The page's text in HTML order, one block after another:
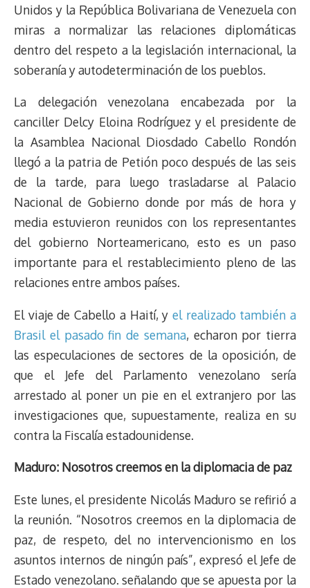
Unidos y la República Bolivariana de Venezuela con
miras a normalizar las relaciones diplomáticas
dentro del respeto a la legislación internacional, la
soberanía y autodeterminación de los pueblos.
La delegación venezolana encabezada por la
canciller Delcy Eloina Rodríguez y el presidente de
la Asamblea Nacional Diosdado Cabello Rondón
llegó a la patria de Petión poco después de las seis
de la tarde, para luego trasladarse al Palacio
Nacional de Gobierno donde por más de hora y
media estuvieron reunidos con los representantes
del gobierno Norteamericano, esto es un paso
importante para el restablecimiento pleno de las
relaciones entre ambos países.
El viaje de Cabello a Haití, y el realizado también a
Brasil el pasado fin de semana, echaron por tierra
las especulaciones de sectores de la oposición, de
que el Jefe del Parlamento venezolano sería
arrestado al poner un pie en el extranjero por las
investigaciones que, supuestamente, realiza en su
contra la Fiscalía estadounidense.
Maduro: Nosotros creemos en la diplomacia de paz
Este lunes, el presidente Nicolás Maduro se refirió a
la reunión. “Nosotros creemos en la diplomacia de
paz, de respeto, del no intervencionismo en los
asuntos internos de ningún país”, expresó el Jefe de
Estado venezolano. señalando que se apuesta por la